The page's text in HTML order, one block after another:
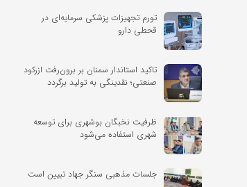
تورم تجهیزات پزشکی سرمایه‌ای در
قحطی دارو
تاکید استاندار سمنان بر برون‌رفت ازرکود
صنعتی؛ نقدینگی به تولید برگردد
ظرفیت نخبگان بوشهری برای توسعه
شهری استفاده می‌شود
جلسات مذهبی سنگر جهاد تبیین است